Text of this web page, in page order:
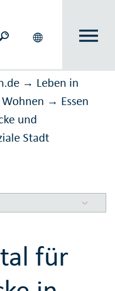
→ Leben in
→ Essen
und
Stadt
für